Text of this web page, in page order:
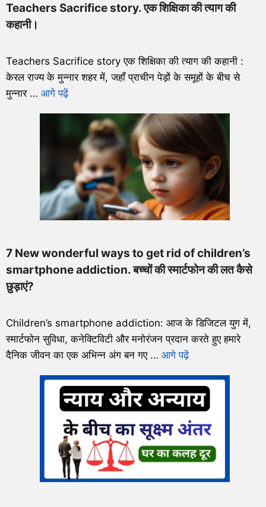
Teachers Sacrifice story. एक शिक्षिका की त्याग की
कहानी।
Teachers Sacrifice story एक शिक्षिका की त्याग की कहानी :
केरल राज्य के मुन्नार शहर में, जहाँ प्राचीन पेड़ों के समूहों के बीच से
मुन्नार … आगे पढ़ें
7 New wonderful ways to get rid of children’s
smartphone addiction. बच्चों की स्मार्टफोन की लत कैसे
छुड़ाएं?
Children’s smartphone addiction: आज के डिजिटल युग में,
स्मार्टफोन सुविधा, कनेक्टिविटी और मनोरंजन प्रदान करते हुए हमारे
दैनिक जीवन का एक अभिन्न अंग बन गए … आगे पढ़ें